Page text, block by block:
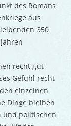
des Romans
aus
350
recht gut
Gefühl recht
einzelnen
Dinge bleiben
und politischen